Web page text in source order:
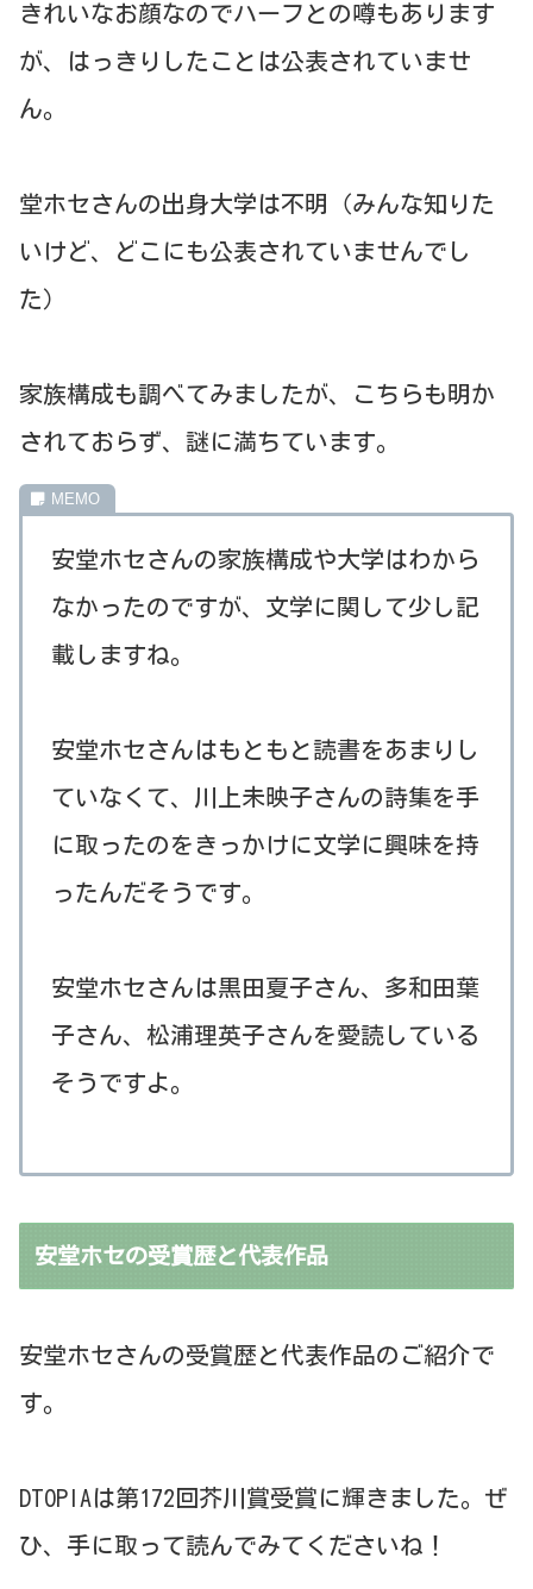
きれいなお顔なのでハーフとの噂もあります
が、はっきりしたことは公表されていませ
ん。
堂ホセさんの出身大学は不明（みんな知りた
いけど、どこにも公表されていませんでし
た）
家族構成も調べてみましたが、こちらも明か
されておらず、謎に満ちています。
安堂ホセさんの家族構成や大学はわから
なかったのですが、文学に関して少し記
載しますね。
安堂ホセさんはもともと読書をあまりし
ていなくて、川上未映子さんの詩集を手
に取ったのをきっかけに文学に興味を持
ったんだそうです。
安堂ホセさんは黒田夏子さん、多和田葉
子さん、松浦理英子さんを愛読している
そうですよ。
安堂ホセの受賞歴と代表作品
安堂ホセさんの受賞歴と代表作品のご紹介で
す。
DTOPIAは第172回芥川賞受賞に輝きました。ぜ
ひ、手に取って読んでみてくださいね！